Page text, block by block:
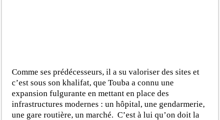
Comme ses prédécesseurs, il a su valoriser des sites et
c’est sous son khalifat, que Touba a connu une
expansion fulgurante en mettant en place des
infrastructures modernes : un hôpital, une gendarmerie,
une gare routière, un marché. C’est à lui qu’on doit la